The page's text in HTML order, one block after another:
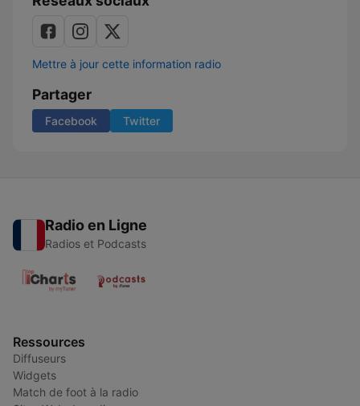
Mettre à jour cette information radio
Partager
Facebook Twitter
Radio en Ligne
Radios et Podcasts
Ressources
Diffuseurs
Widgets
Match de foot à la radio